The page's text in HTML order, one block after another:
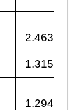
2.463.800
1.315.600
1.294.100